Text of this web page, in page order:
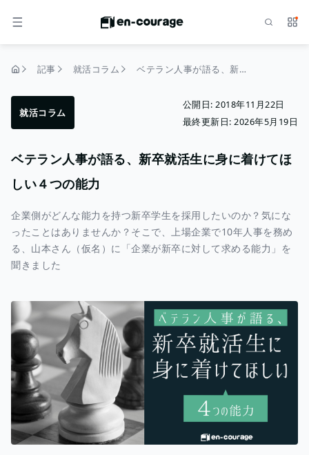
メニュー サ
記事 就活コラム ベテラン人事が語る、新卒就活生に身に着けてほしい４つの能力
就活コラム
公開日: 2018年11月22日
最終更新日: 2026年5月19日
ベテラン人事が語る、新卒就活生に身に着けてほ
しい４つの能力
企業側がどんな能力を持つ新卒学生を採用したいのか？気にな
ったことはありませんか？そこで、上場企業で10年人事を務め
る、山本さん（仮名）に「企業が新卒に対して求める能力」を
聞きました